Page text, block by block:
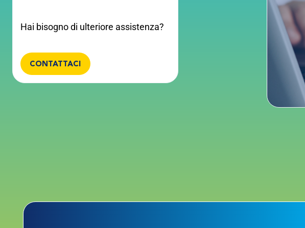
Hai bisogno di ulteriore assistenza?
CONTATTACI